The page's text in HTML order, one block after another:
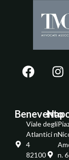
Benevento
Viale degli
Atlantici n.
4
82100 -
n. 6